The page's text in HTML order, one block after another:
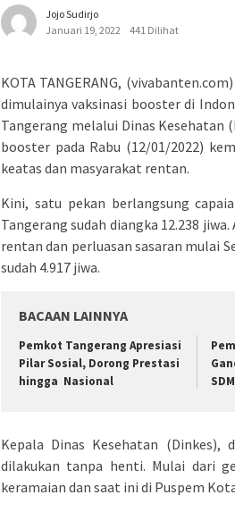
Jojo Sudirjo
Januari 19, 2022
441 Dilihat
KOTA TANGERANG,
dimulainya vaksinasi booster di
Tangerang melalui Dinas Kesehatan
booster pada Rabu (12/01/2022)
keatas dan masyarakat rentan.
Kini, satu pekan berlangsung
Tangerang sudah diangka 12.238
rentan dan perluasan sasaran mulai
sudah 4.917 jiwa.
BACAAN LAINNYA
Pemkot Tangerang Apresiasi
Pilar Sosial, Dorong Prestasi
hingga Nasional
Kepala Dinas Kesehatan (Dinkes),
dilakukan tanpa henti. Mulai dari
keramaian dan saat ini di Puspem